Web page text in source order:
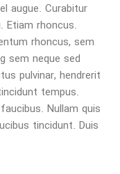
augue. Curabitur
Etiam rhoncus.
rhoncus, sem
sem neque sed
pulvinar, hendrerit
tempus.
Nullam quis
tincidunt. Duis